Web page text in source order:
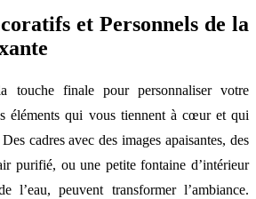
et Personnels de la
touche finale pour personnaliser votre
éléments qui vous tiennent à cœur et qui
cadres avec des images apaisantes, des
purifié, ou une petite fontaine d’intérieur
l’eau, peuvent transformer l’ambiance.